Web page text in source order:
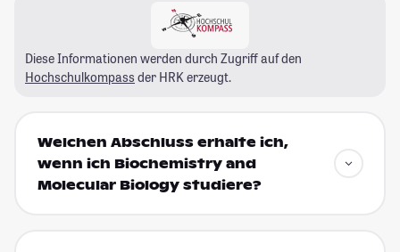
Diese Informationen werden durch Zugriff auf den
Hochschulkompass der HRK erzeugt.
Welchen Abschluss erhalte ich,
wenn ich Biochemistry and
Molecular Biology studiere?